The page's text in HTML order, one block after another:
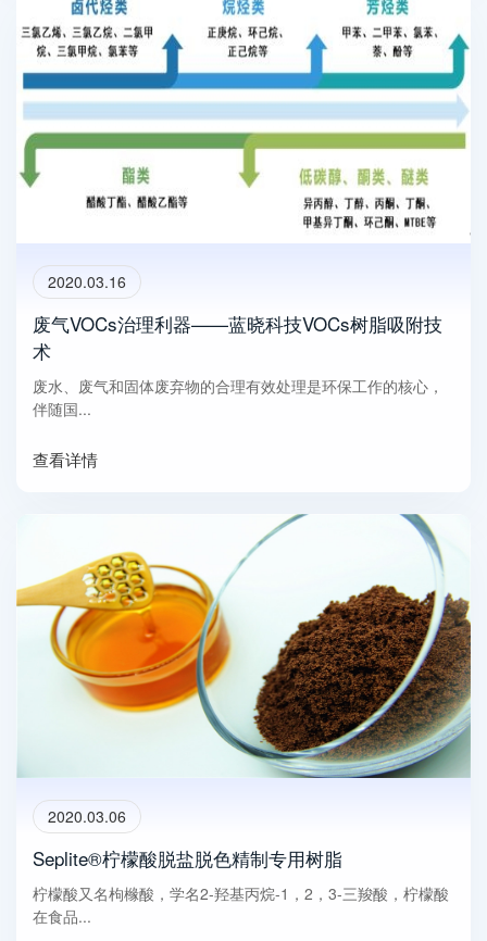
2020.03.16
废气VOCs治理利器——蓝晓科技VOCs树脂吸附技
术
废水、废气和固体废弃物的合理有效处理是环保工作的核心，
伴随国...
查看详情
2020.03.06
Seplite®柠檬酸脱盐脱色精制专用树脂
柠檬酸又名枸橼酸，学名2-羟基丙烷-1，2，3-三羧酸，柠檬酸
在食品...